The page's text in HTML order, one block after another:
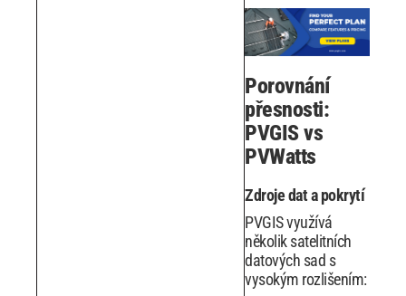
Porovnání
přesnosti:
PVGIS vs
PVWatts
Zdroje dat a pokrytí
PVGIS využívá
několik satelitních
datových sad s
vysokým rozlišením: